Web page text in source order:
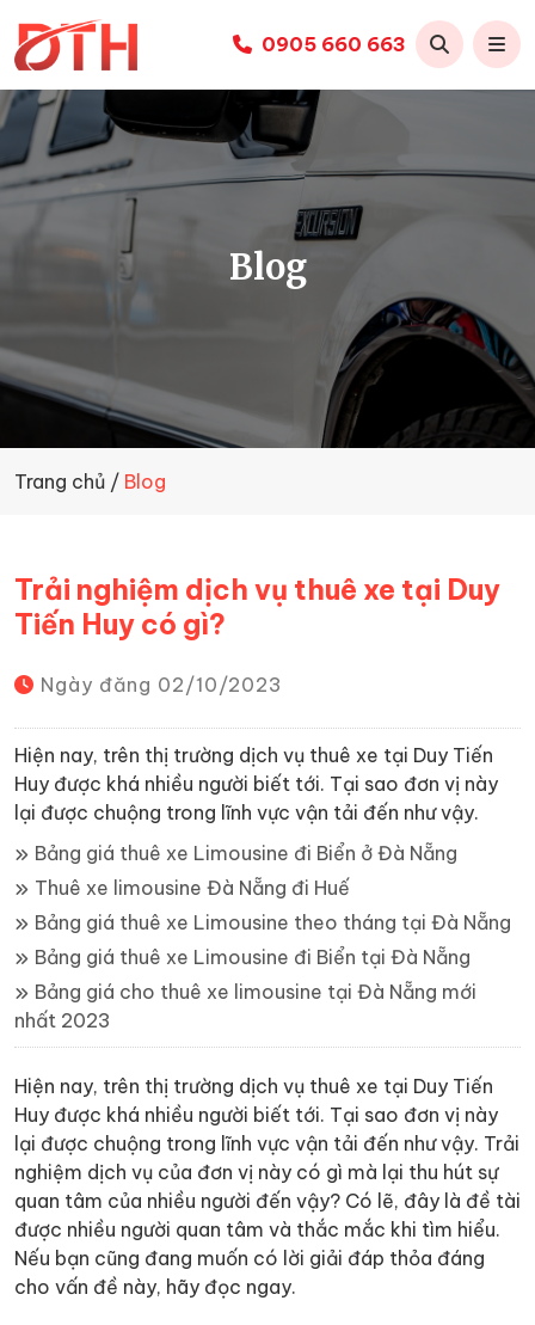
Thuê
xe
limousine
Đà
Nẵng
0905 660 663
Blog
Trang chủ Blog
Trải nghiệm dịch vụ thuê xe tại Duy
Tiến Huy có gì?
Ngày đăng 02/10/2023
Hiện nay, trên thị trường dịch vụ thuê xe tại Duy Tiến
Huy được khá nhiều người biết tới. Tại sao đơn vị này
lại được chuộng trong lĩnh vực vận tải đến như vậy.
Bảng giá thuê xe Limousine đi Biển ở Đà Nẵng
Thuê xe limousine Đà Nẵng đi Huế
Bảng giá thuê xe Limousine theo tháng tại Đà Nẵng
Bảng giá thuê xe Limousine đi Biển tại Đà Nẵng
Bảng giá cho thuê xe limousine tại Đà Nẵng mới
nhất 2023
Hiện nay, trên thị trường dịch vụ thuê xe tại Duy Tiến
Huy được khá nhiều người biết tới. Tại sao đơn vị này
lại được chuộng trong lĩnh vực vận tải đến như vậy. Trải
nghiệm dịch vụ của đơn vị này có gì mà lại thu hút sự
quan tâm của nhiều người đến vậy? Có lẽ, đây là đề tài
được nhiều người quan tâm và thắc mắc khi tìm hiểu.
Nếu bạn cũng đang muốn có lời giải đáp thỏa đáng
cho vấn đề này, hãy đọc ngay.